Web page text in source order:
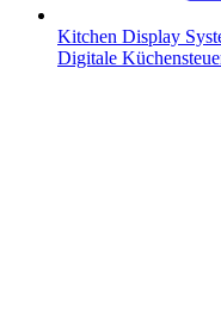
Kitchen Display
Digitale